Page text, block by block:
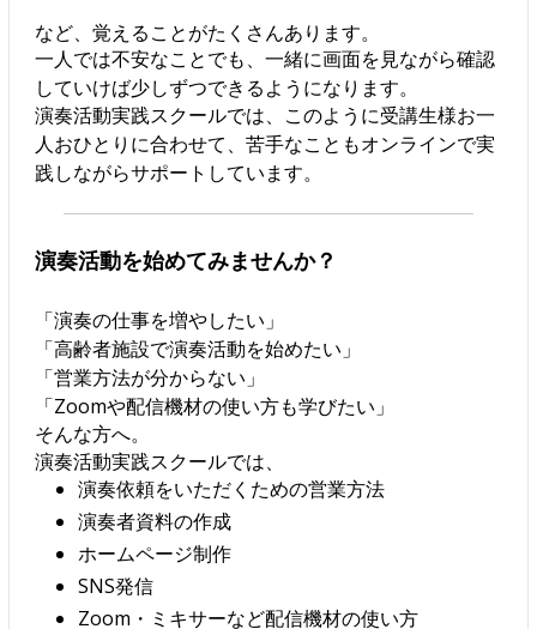
など、覚えることがたくさんあります。
一人では不安なことでも、一緒に画面を見ながら確認
していけば少しずつできるようになります。
演奏活動実践スクールでは、このように受講生様お一
人おひとりに合わせて、苦手なこともオンラインで実
践しながらサポートしています。
演奏活動を始めてみませんか？
「演奏の仕事を増やしたい」
「高齢者施設で演奏活動を始めたい」
「営業方法が分からない」
「Zoomや配信機材の使い方も学びたい」
そんな方へ。
演奏活動実践スクールでは、
演奏依頼をいただくための営業方法
演奏者資料の作成
ホームページ制作
SNS発信
Zoom・ミキサーなど配信機材の使い方